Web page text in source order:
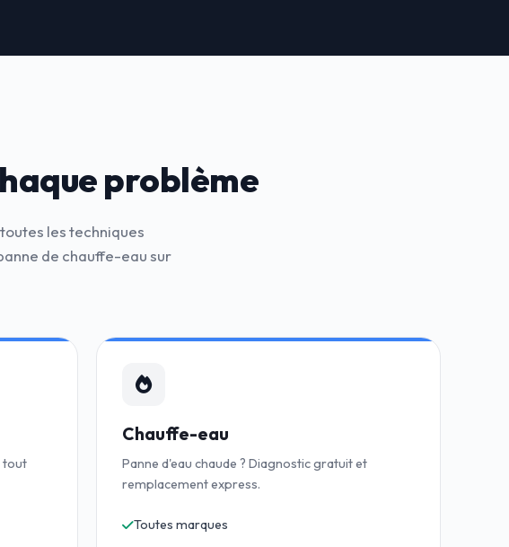
problème
les techniques
de chauffe-eau sur
tout
Chauffe-eau
Panne d'eau chaude ? Diagnostic gratuit et
remplacement express.
Toutes marques